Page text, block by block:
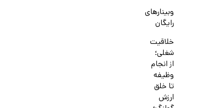
وبینارهای
رایگان
خلاقیت
شغلی؛
از انجام
وظیفه
تا خلق
ارزش